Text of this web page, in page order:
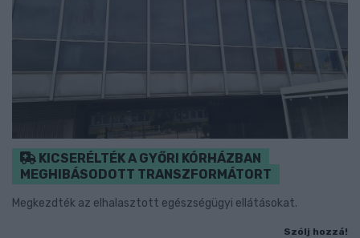
KICSERÉLTÉK A GYŐRI KÓRHÁZBAN
MEGHIBÁSODOTT TRANSZFORMÁTORT
Megkezdték az elhalasztott egészségügyi ellátásokat.
Szólj hozzá!